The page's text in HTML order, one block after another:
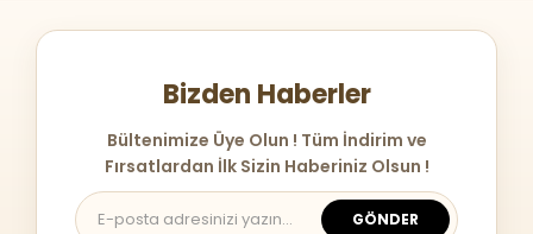
Bizden Haberler
Bültenimize Üye Olun ! Tüm İndirim ve
Fırsatlardan İlk Sizin Haberiniz Olsun !
GÖNDER